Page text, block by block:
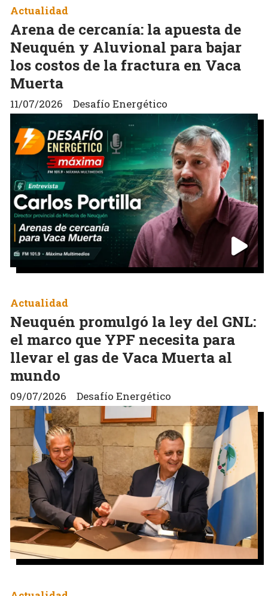
Arena de cercanía: la apuesta de
Neuquén y Aluvional para bajar
los costos de la fractura en Vaca
Muerta
Desafío Energético
Actualidad
11/07/2026
Neuquén promulgó la ley del GNL:
el marco que YPF necesita para
llevar el gas de Vaca Muerta al
mundo
Desafío Energético
Actualidad
09/07/2026